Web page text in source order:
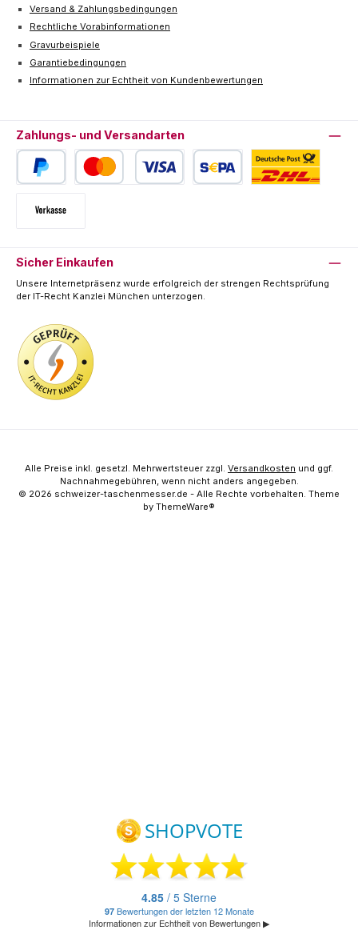
Versand & Zahlungsbedingungen
Rechtliche Vorabinformationen
Gravurbeispiele
Garantiebedingungen
Informationen zur Echtheit von Kundenbewertungen
Zahlungs- und Versandarten
Sicher Einkaufen
Unsere Internetpräsenz wurde erfolgreich der strengen Rechtsprüfung
der IT-Recht Kanzlei München unterzogen.
Alle Preise inkl. gesetzl. Mehrwertsteuer zzgl. Versandkosten und ggf.
Nachnahmegebühren, wenn nicht anders angegeben.
© 2026 schweizer-taschenmesser.de - Alle Rechte vorbehalten. Theme
by ThemeWare®